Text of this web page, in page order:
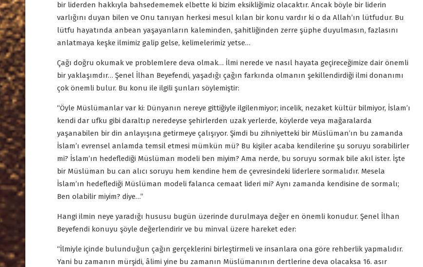
bir liderden hakkıyla bahsedememek elbette ki bizim eksikliğimiz olacaktır. Ancak böyle bir liderin
varlığını duyan bilen ve Onu tanıyan herkesi mesul kılan bir konu vardır ki o da Allah’ın lütfudur. Bu
lütfu hayatında anbean yaşayanların kaleminden, şahitliğinden zerre şüphe duyulmasın, fazlasını
anlatmaya keşke ilmimiz galip gelse, kelimelerimiz yetse…
Çağı doğru okumak ve problemlere deva olmak… İlmi nerede ve nasıl hayata geçireceğimize dair önemli
bir yaklaşımdır… Şenel İlhan Beyefendi, yaşadığı çağın farkında olmanın şekillendirdiği ilmi donanımı
çok önemli bulur. Bu konu ile ilgili şunları söylemiştir:
“Öyle Müslümanlar var ki: Dünyanın nereye gittiğiyle ilgilenmiyor; incelik, nezaket kültür bilmiyor, İslam’ı
kendi dar ufku gibi daraltıp neredeyse şehirlerden uzak yerlerde, köylerde veya mağaralarda
yaşanabilen bir din anlayışına getirmeye çalışıyor. Şimdi bu zihniyetteki bir Müslüman’ın bu zamanda
İslam’ı evrensel anlamda temsil etmesi mümkün mü? Bu kişiler acaba kendilerine şu soruyu sorabilirler
mi? İslam’ın hedeflediği Müslüman modeli ben miyim? Ama nerde, bu soruyu sormak bile akıl ister. İşte
bir Müslüman bu can alıcı soruyu hem kendine hem de çevresindeki liderlere sormalıdır. Mesela
İslam’ın hedeflediği Müslüman modeli falanca cemaat lideri mi? Aynı zamanda kendisine de sormalı;
Ben olabilir miyim? diye…”
Hangi ilmin neye yaradığı hususu bugün üzerinde durulmaya değer en önemli konudur. Şenel İlhan
Beyefendi konuyu şöyle değerlendirir ve bu minval üzere hareket eder:
“İlmiyle içinde bulunduğun çağın gerçeklerini birleştirmeli ve insanlara ona göre rehberlik yapmalıdır.
Yani bu zamanın mürşidi, âlimi yine bu zamanın Müslümanının dertlerine deva olacaksa 16. asır